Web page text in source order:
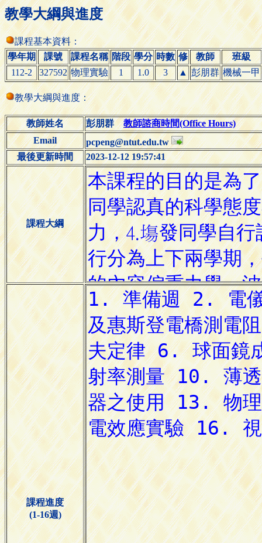
教學大綱與進度
課程基本資料：
學年期
課號 課程名稱 階段 學分 時數 修 教師
班級
112-2
327592 物理實驗 1 1.0 3 ▲ 彭朋群 機械一甲
教學大綱與進度：
教師姓名 彭朋群教師諮商時間(Office Hours)
Email
pcpeng@ntut.edu.tw
最後更新時間
2023-12-12 19:57:41
課程大綱
課程進度
(1-16週)